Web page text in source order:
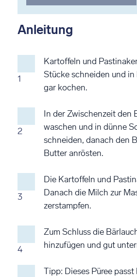
bewerten
bewerten
bewerten
bewerten
Anleitung
1
Kartoffeln und
Stücke schneiden und in
gar kochen.
2
In der Zwischenzeit den
waschen und in dünne
schneiden, danach den
Butter anrösten.
3
Die Kartoffeln und
Danach die Milch zur
zerstampfen.
4
Zum Schluss die
hinzufügen und gut
Tipp: Dieses Püree